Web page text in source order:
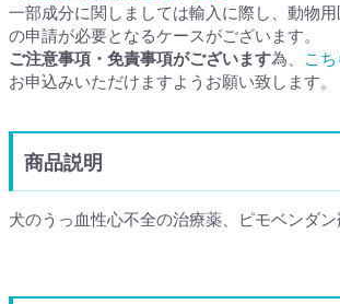
一部成分に関しましては輸入に際し、動物
の申請が必要となるケースがございます。
ご注意事項・免責事項がございます為、 こち
お申込みいただけますようお願い致します。
商品説明
犬のうっ血性心不全の治療薬、ピモベンダン